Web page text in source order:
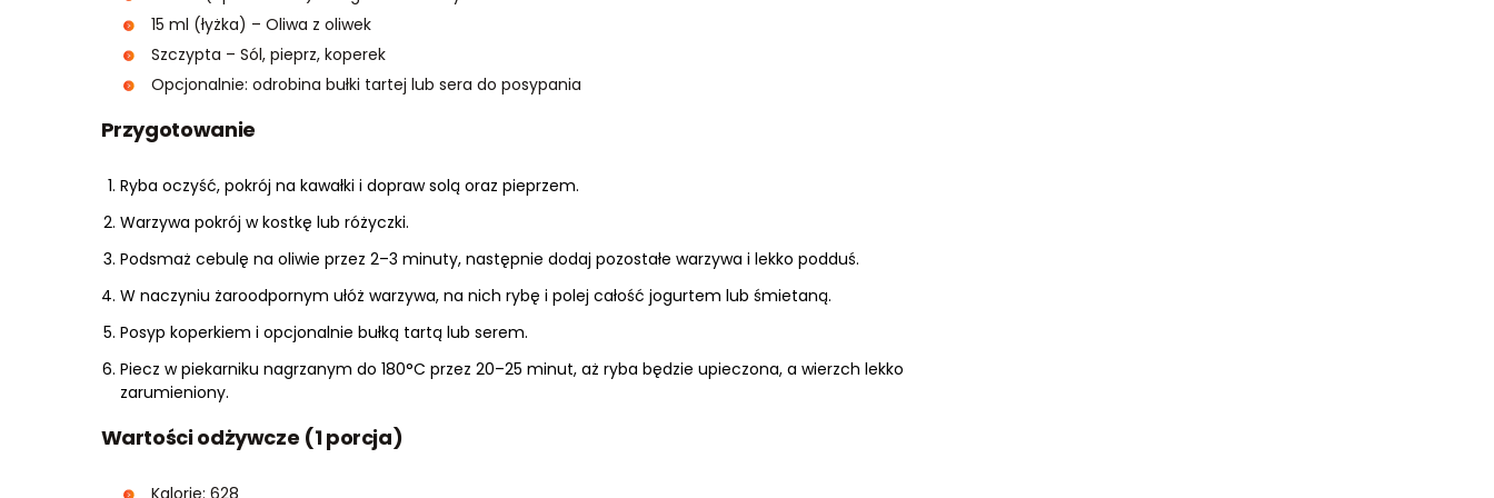
15 ml (łyżka) – Oliwa z oliwek
Szczypta – Sól, pieprz, koperek
Opcjonalnie: odrobina bułki tartej lub sera do posypania
Przygotowanie
Ryba oczyść, pokrój na kawałki i dopraw solą oraz pieprzem.
Warzywa pokrój w kostkę lub różyczki.
Podsmaż cebulę na oliwie przez 2–3 minuty, następnie dodaj pozostałe warzywa i lekko podduś.
W naczyniu żaroodpornym ułóż warzywa, na nich rybę i polej całość jogurtem lub śmietaną.
Posyp koperkiem i opcjonalnie bułką tartą lub serem.
Piecz w piekarniku nagrzanym do 180°C przez 20–25 minut, aż ryba będzie upieczona, a wierzch lekko
zarumieniony.
Wartości odżywcze (1 porcja)
Kalorie: 628